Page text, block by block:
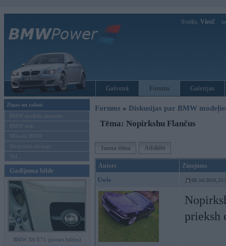
Sveiks, Viesi!
Galvenā Forums Galerijas
Ziņas un raksti
BMW modeļu jaunumi
BMW testi
Mēneša BMW
Sērijveida tūnings
Vel...
Gadījuma bilde
BMW X6 E71 (preses bildes)
Forums » Diskusijas par BMW
Tēma: Nopirkshu Flančus
Jauna tēma Atbildēt
Autors Ziņojums
Uwis 08. Jul 2010,
prieksh